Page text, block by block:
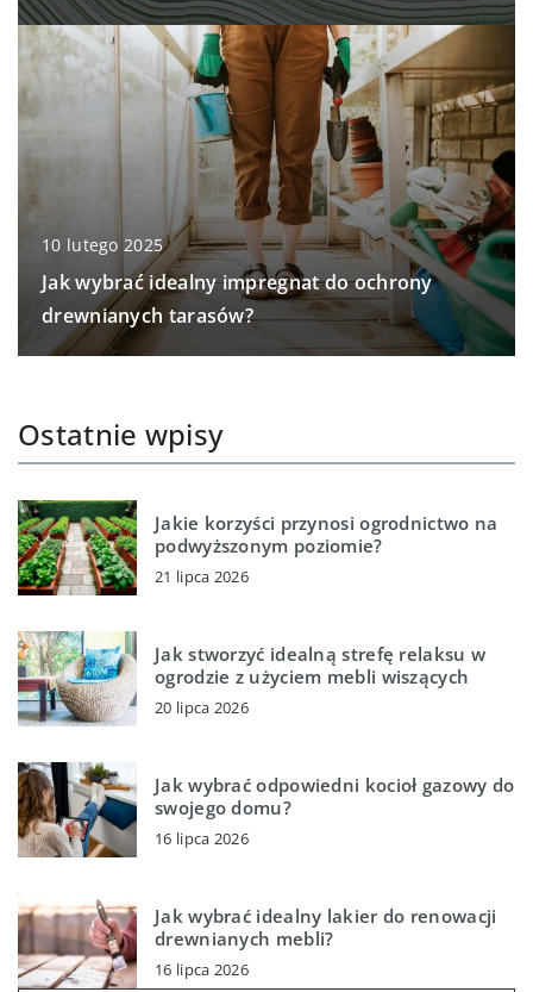
10 lutego 2025
Jak wybrać idealny impregnat do ochrony
drewnianych tarasów?
Ostatnie wpisy
Jakie korzyści przynosi ogrodnictwo na
podwyższonym poziomie?
21 lipca 2026
Jak stworzyć idealną strefę relaksu w
ogrodzie z użyciem mebli wiszących
20 lipca 2026
Jak wybrać odpowiedni kocioł gazowy do
swojego domu?
16 lipca 2026
Jak wybrać idealny lakier do renowacji
drewnianych mebli?
16 lipca 2026